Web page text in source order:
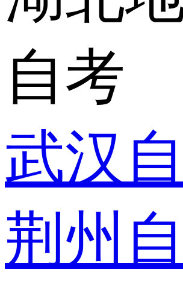
自考
武汉
荆州